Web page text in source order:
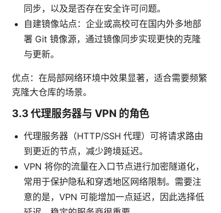
同步，以及是否存在安全许可问题。
自建镜像站点：企业或高校可在国内外多地部
署 Git 镜像源，通过镜像同步实现更快的克隆
与更新。
优点：在局部网络环境中效果显著，适合需要频繁
克隆大仓库的场景。
3.3 代理服务器与 VPN 的角色
代理服务器（HTTP/SSH 代理）可将请求路由
到更近的节点，减少跨境延迟。
VPN 将你的流量在入口节点进行加密隧道化，
常用于保护隐私和穿透地区网络限制。需要注
意的是，VPN 可能增加一点延迟，因此选择低